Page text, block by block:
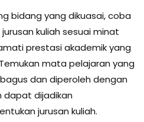
bidang yang dikuasai, coba
kuliah sesuai minat
prestasi akademik yang
mata pelajaran yang
dan diperoleh dengan
dapat dijadikan
jurusan kuliah.